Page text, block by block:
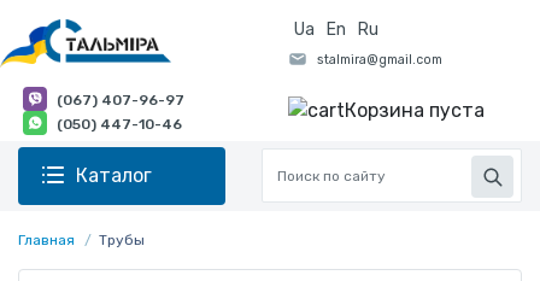
Ua En Ru
(067) 407-96-97
(050) 447-10-46
Корзина пуста
Каталог
Главная Трубы